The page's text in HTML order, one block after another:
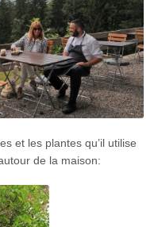
et les plantes qu’il utilise
de la maison: